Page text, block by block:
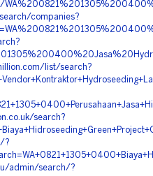
companies?
list/search?
search?
?
admin/search/?